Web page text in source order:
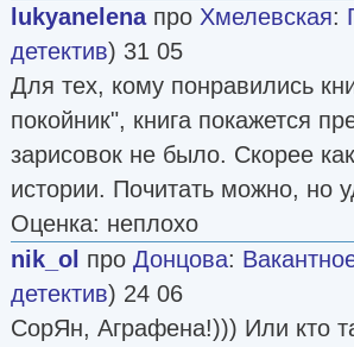
lukyanelenaпро Хмелевская:
детектив) 31 05
Для тех, кому понравились
покойник", книга покажется
зарисовок не было. Скорее
истории. Почитать можно, но
Оценка: неплохо
nik_ol про Донцова:
детектив) 24 06
СорЯн, Аграфена!))) Или кто